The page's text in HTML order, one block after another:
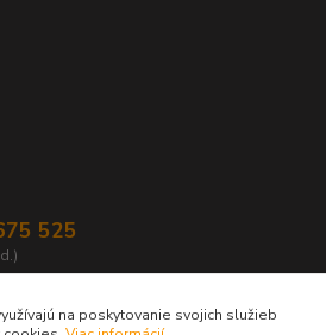
525
na poskytovanie svojich služieb